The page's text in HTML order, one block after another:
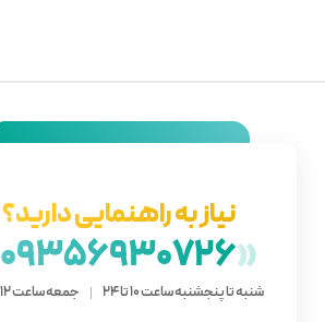
نیاز به راهنمایی دارید؟
«
09356930726
شنبه تا پنجشنبه ساعت 10 تا 24 جمعه ساعت 12 تا 24